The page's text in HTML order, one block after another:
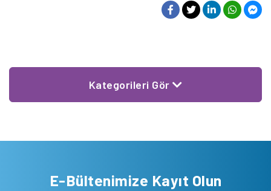
Kategorileri Gör
E-Bültenimize Kayıt Olun